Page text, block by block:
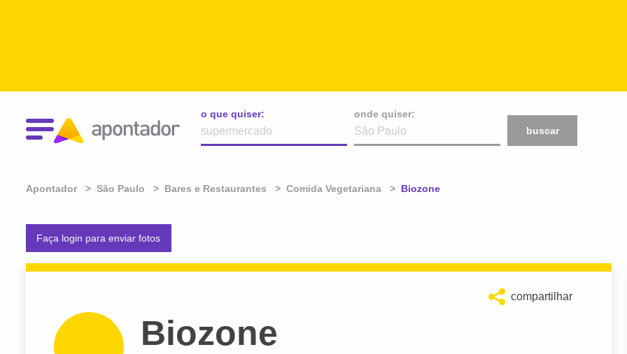
o que quiser:
onde quiser:
buscar
Apontador São Paulo Bares e Restaurantes Comida Vegetariana Atual:
Biozone
Faça login para enviar fotos
compartilhar
Biozone